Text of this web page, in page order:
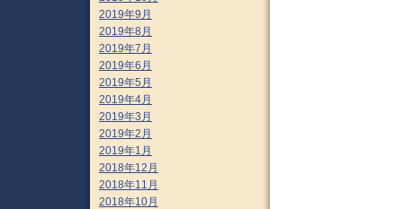
2019年9月
2019年8月
2019年7月
2019年6月
2019年5月
2019年4月
2019年3月
2019年2月
2019年1月
2018年12月
2018年11月
2018年10月